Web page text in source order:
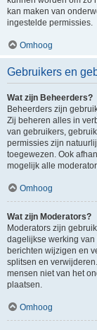
kan maken van
ingestelde permissies.
Omhoog
Gebruikers en
Wat zijn Beheerders?
Beheerders zijn
Zij beheren alles in
van gebruikers,
permissies zijn
toegewezen. Ook
mogelijk alle
Omhoog
Wat zijn Moderators?
Moderators zijn
dagelijkse werking van
berichten wijzigen en
splitsen en
mensen niet van het
plaatsen.
Omhoog